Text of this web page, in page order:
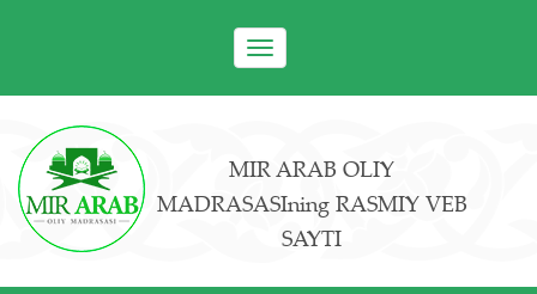
Toggle
navigation
MIR ARAB OLIY
MADRASASIning RASMIY VEB
SAYTI